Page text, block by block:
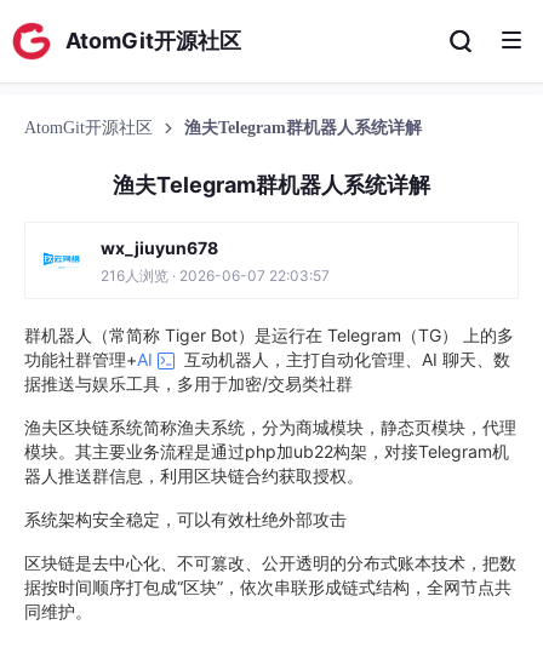
AtomGit开源社区
AtomGit开源社区 渔夫Telegram群机器人系统详解
渔夫Telegram群机器人系统详解
wx_jiuyun678
216人浏览 · 2026-06-07 22:03:57
群机器人（常简称 Tiger Bot）是运行在 Telegram（TG） 上的多
功能社群管理+AI
互动机器人，主打自动化管理、AI 聊天、数
据推送与娱乐工具，多用于加密/交易类社群
渔夫区块链系统简称渔夫系统，分为商城模块，静态页模块，代理
模块。其主要业务流程是通过php加ub22构架，对接Telegram机
器人推送群信息，利用区块链合约获取授权。
系统架构安全稳定，可以有效杜绝外部攻击
区块链是去中心化、不可篡改、公开透明的分布式账本技术，把数
据按时间顺序打包成“区块”，依次串联形成链式结构，全网节点共
同维护。